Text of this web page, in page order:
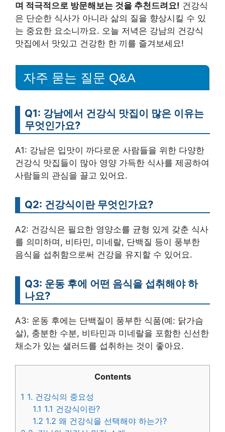
며 적극적으로 방문해보는 것을 추천드려요! 건강식
은 단순한 식사가 아니라 삶의 질을 향상시킬 수 있
는 중요한 요소니까요. 오늘 저녁은 강남의 건강식
맛집에서 맛있고 건강한 한 끼를 즐겨보세요!
자주 묻는 질문 Q&A
Q1: 강남에서 건강식 맛집이 많은 이유는
무엇인가요?
A1: 강남은 입맛이 까다로운 사람들을 위한 다양한
건강식 맛집들이 많아 영양 가득한 식사를 제공하여
사람들의 관심을 끌고 있어요.
Q2: 건강식이란 무엇인가요?
A2: 건강식은 필요한 영양소를 균형 있게 갖춘 식사
를 의미하며, 비타민, 미네랄, 단백질 등이 풍부한
음식을 섭취함으로써 건강을 유지할 수 있어요.
Q3: 운동 후에 어떤 음식을 섭취해야 하
나요?
A3: 운동 후에는 단백질이 풍부한 식품(예: 닭가슴
살), 충분한 수분, 비타민과 미네랄을 포함한 신선한
채소가 있는 샐러드를 섭취하는 것이 좋아요.
Contents
1 1. 건강식의 중요성
1.1 1.1 건강식이란?
1.2 1.2 왜 건강식을 선택해야 하는가?